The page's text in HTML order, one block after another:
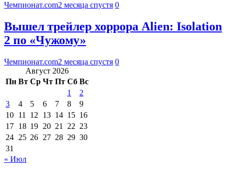
Чемпионат.com2 месяца спустя 0
Вышел трейлер хоррора Alien: Isolation
2 по «Чужому»
Чемпионат.com2 месяца спустя 0
Август 2026
Пн Вт Ср Чт Пт Сб Вс
1
2
3
4 5 6 7 8
9
10 11 12 13 14 15 16
17 18 19 20 21 22 23
24 25 26 27 28 29 30
31
« Июл